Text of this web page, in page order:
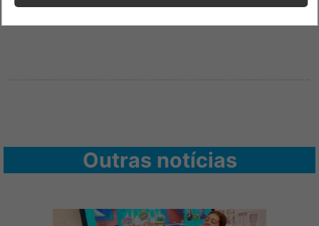
Outras notícias